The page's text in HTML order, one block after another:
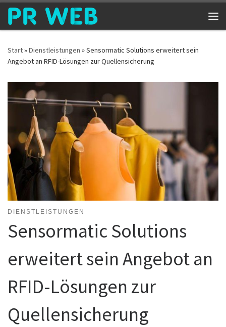
Zum Inhalt springen
Start»Dienstleistungen »Sensormatic Solutions erweitert sein
Angebot an RFID-Lösungen zur Quellensicherung
DIENSTLEISTUNGEN
Sensormatic Solutions
erweitert sein Angebot an
RFID-Lösungen zur
Quellensicherung